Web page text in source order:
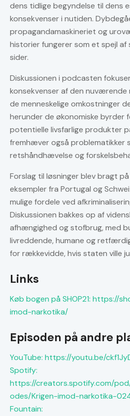
dens tidlige begyndelse til dens
konsekvenser i nutiden.
propagandamaskineriet og
historier fungerer som et spejl af
sider.
Diskussionen i podcasten
konsekvenser af den nuværende
de menneskelige omkostninger
herunder de økonomiske
potentielle livsfarlige produkter
fremhæver også problematikker
retshåndhævelse og
Forslag til løsninger blev bragt
eksempler fra Portugal og
mulige fordele ved
Diskussionen bakkes op af
afhængighed og stofbrug, med
livreddende, humane og
for rækkevidde, hvis staten ville
Links
Køb bogen på SHOP21: https://
imod-narkotika/
Episoden på andre
YouTube: https://youtu.be/
Spotify:
https://creators.spotify.com/
odes/Krigen-imod-narkotika-
Fountain: